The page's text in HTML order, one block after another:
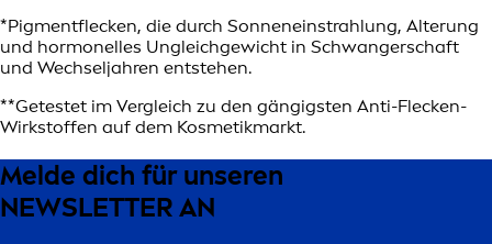
*Pigmentflecken, die durch Sonneneinstrahlung, Alterung
und hormonelles Ungleichgewicht in Schwangerschaft
und Wechseljahren entstehen.
**Getestet im Vergleich zu den gängigsten Anti-Flecken-
Wirkstoffen auf dem Kosmetikmarkt.
Melde dich für unseren
NEWSLETTER AN